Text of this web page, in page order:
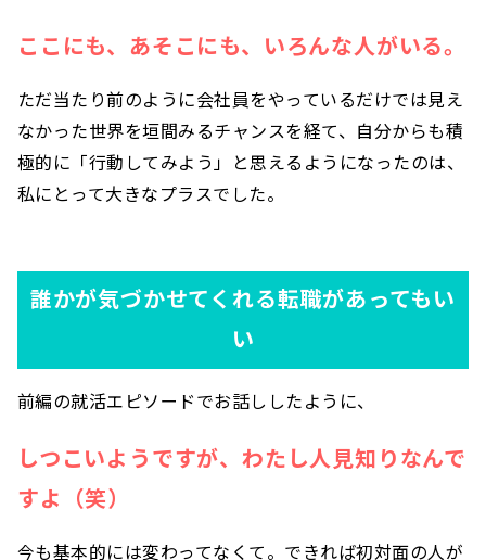
ここにも、あそこにも、いろんな人がいる。
ただ当たり前のように会社員をやっているだけでは見え
なかった世界を垣間みるチャンスを経て、自分からも積
極的に「行動してみよう」と思えるようになったのは、
私にとって大きなプラスでした。
誰かが気づかせてくれる転職があってもい
い
前編の就活エピソードでお話ししたように、
しつこいようですが、わたし人見知りなんで
すよ（笑）
今も基本的には変わってなくて。できれば初対面の人が